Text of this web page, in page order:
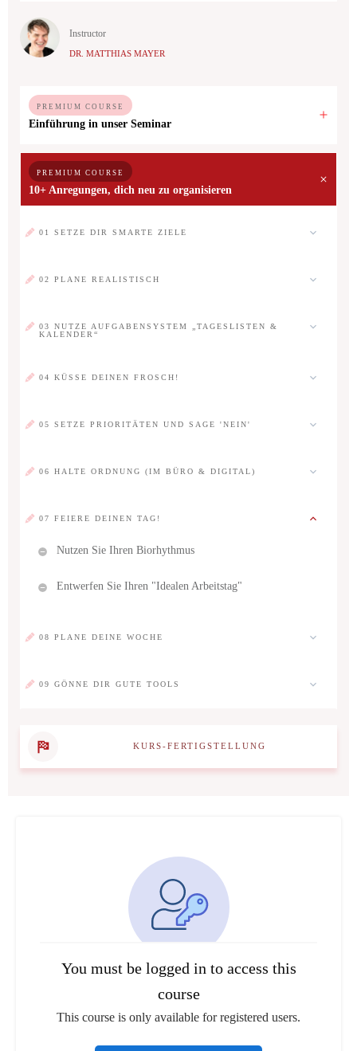
You must be logged in to access this
course
This course is only available for registered users.
Instructor
DR. MATTHIAS MAYER
PREMIUM COURSE
Einführung in unser Seminar
PREMIUM COURSE
10+ Anregungen, dich neu zu organisieren
01 SETZE DIR SMARTE ZIELE
02 PLANE REALISTISCH
03 NUTZE AUFGABENSYSTEM „TAGESLISTEN &
KALENDER“
04 KÜSSE DEINEN FROSCH!
05 SETZE PRIORITÄTEN UND SAGE 'NEIN'
06 HALTE ORDNUNG (IM BÜRO & DIGITAL)
07 FEIERE DEINEN TAG!
Nutzen Sie Ihren Biorhythmus
Entwerfen Sie Ihren "Idealen Arbeitstag"
08 PLANE DEINE WOCHE
09 GÖNNE DIR GUTE TOOLS
KURS-FERTIGSTELLUNG